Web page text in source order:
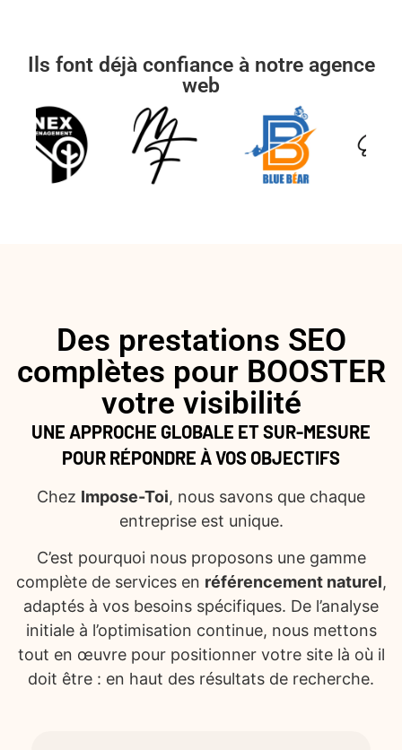
Ils font déjà confiance à notre agence
web
Des prestations SEO
complètes pour BOOSTER
votre visibilité
UNE APPROCHE GLOBALE ET SUR-MESURE
POUR RÉPONDRE À VOS OBJECTIFS
Chez Impose-Toi, nous savons que chaque
entreprise est unique.
C’est pourquoi nous proposons une gamme
complète de services en référencement naturel,
adaptés à vos besoins spécifiques. De l’analyse
initiale à l’optimisation continue, nous mettons
tout en œuvre pour positionner votre site là où il
doit être : en haut des résultats de recherche.